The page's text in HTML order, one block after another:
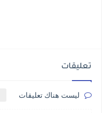
تعليقات
ليست هناك تعليقات